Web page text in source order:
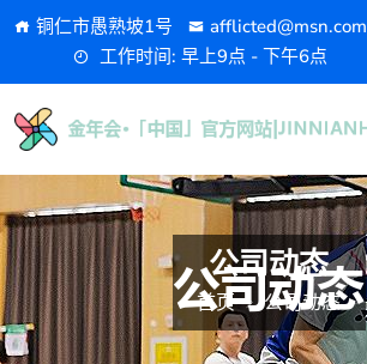
铜仁市愚熟坡1号
afflicted@msn.com
工作时间: 早上9点 - 下午6点
公司动态
首页 公司动态